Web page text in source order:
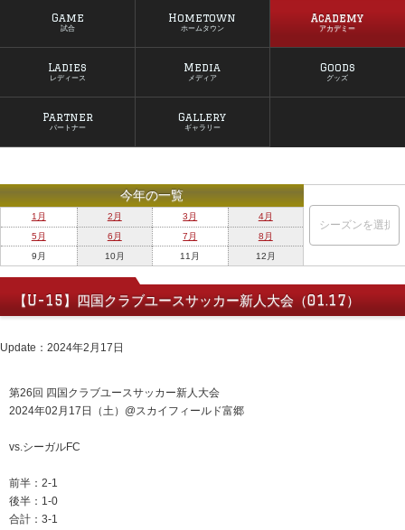
Game
試合
Hometown
ホームタウン
Academy
アカデミー
Ladies
レディース
Media
メディア
Goods
グッズ
Partner
パートナー
Gallery
ギャラリー
今年の一覧
1月 2月 3月
4月
5月
6月 7月
8月
9月
10月 11月 12月
【U-15】四国クラブユースサッカー新人大会（01.17）
Update：2024年2月17日
第26回 四国クラブユースサッカー新人大会
2024年02月17日（土）@スカイフィールド富郷
vs.シーガルFC
前半：2-1
後半：1-0
合計：3-1